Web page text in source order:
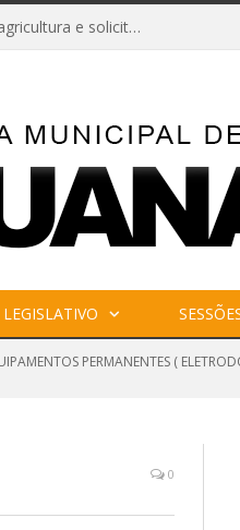
Câmara de Muaná aprova novas políticas para a agricultura e solicita reforma da Ponte do Reduto
PERMANENTES (
0